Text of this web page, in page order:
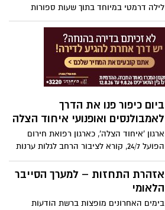
לילה דרמטי במיוחד בתוך שעות ספורות
בלבד מהצהרת חמאס ועד לעצירת הלחימה
ישראל משנה כיוון. בתוך פחות משש שעות
מהצהרת חמאס ועד הודעת דובר צה״ל
ישראל עוצרת את המתקפה בעזה, טראמפ
מדבר על שלום, ונתניהו מכין את הקרקע
ליישום מיידי של תוכנית לשחרור כל
אחר ההתפתחויות האם זהו תחילתו של עידן
חדש, או רגע של תקווה שיתפוגג עם אור
היום?
ביום כיפור פנו את הדרך
לאמבולנסים ואופנועי איחוד הצלה
ארגון 'איחוד הצלה', כארגון רפואת חירום
הפועל 24/7, קורא לציבור הרחב לגלות ערנות
ואחריות, ולפנות מיידית את הדרך לכלי הרכב
והאופנועים של צוותי הרפואה של איחוד
הצלה כשהם בדרך לאירועי חירום.
אזהרת התחזות – למערך הסייבר
הלאומי
בימים האחרונים מופצות ברשת הודעות